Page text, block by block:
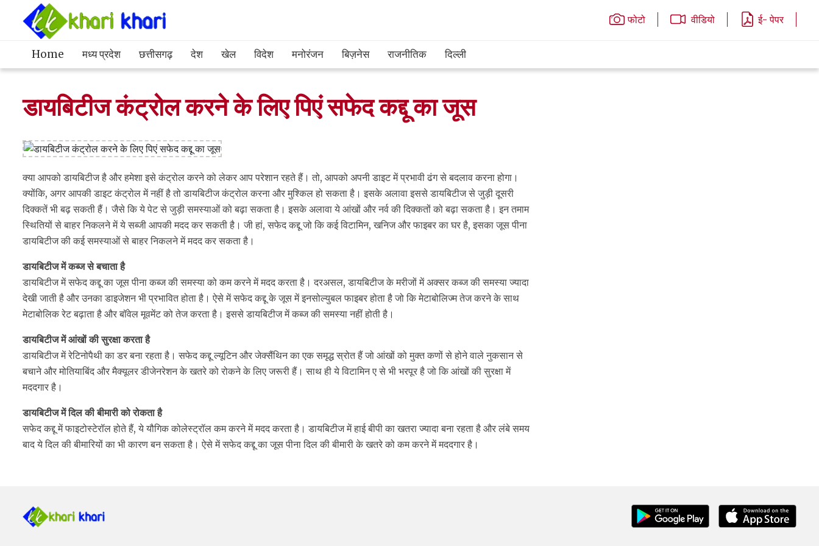
फोटो वीडियो ई- पेपर
Home मध्य प्रदेश छत्तीसगढ़ देश खेल विदेश मनोरंजन बिज़नेस राजनीतिक दिल्ली
डायबिटीज कंट्रोल करने के लिए पिएं सफेद कद्दू का जूस
क्या आपको डायबिटीज है और हमेशा इसे कंट्रोल करने को लेकर आप परेशान रहते हैं। तो, आपको अपनी डाइट में प्रभावी ढंग से बदलाव करना होगा।
क्योंकि, अगर आपकी डाइट कंट्रोल में नहीं है तो डायबिटीज कंट्रोल करना और मुश्किल हो सकता है। इसके अलावा इससे डायबिटीज से जुड़ी दूसरी
दिक्कतें भी बढ़ सकती हैं। जैसे कि ये पेट से जुड़ी समस्याओं को बढ़ा सकता है। इसके अलावा ये आंखों और नर्व की दिक्कतों को बढ़ा सकता है। इन तमाम
स्थितियों से बाहर निकलने में ये सब्जी आपकी मदद कर सकती है। जी हां, सफेद कद्दू जो कि कई विटामिन, खनिज और फाइबर का घर है, इसका जूस पीना
डायबिटीज की कई समस्याओं से बाहर निकलने में मदद कर सकता है।
डायबिटीज में कब्ज से बचाता है
डायबिटीज में सफेद कद्दू का जूस पीना कब्ज की समस्या को कम करने में मदद करता है। दरअसल, डायबिटीज के मरीजों में अक्सर कब्ज की समस्या ज्यादा
देखी जाती है और उनका डाइजेशन भी प्रभावित होता है। ऐसे में सफेद कद्दू के जूस में इनसोल्युबल फाइबर होता है जो कि मेटाबोलिज्म तेज करने के साथ
मेटाबोलिक रेट बढ़ाता है और बॉवेल मूवमेंट को तेज करता है। इससे डायबिटीज में कब्ज की समस्या नहीं होती है।
डायबिटीज में आंखों की सुरक्षा करता है
डायबिटीज में रेटिनोपैथी का डर बना रहता है। सफेद कद्दू ल्यूटिन और जेक्सैंथिन का एक समृद्ध स्रोत हैं जो आंखों को मुक्त कणों से होने वाले नुकसान से
बचाने और मोतियाबिंद और मैक्यूलर डीजेनरेशन के खतरे को रोकने के लिए जरूरी हैं। साथ ही ये विटामिन ए से भी भरपूर है जो कि आंखों की सुरक्षा में
मददगार है।
डायबिटीज में दिल की बीमारी को रोकता है
सफेद कद्दू में फाइटोस्टेरॉल होते हैं, ये यौगिक कोलेस्ट्रॉल कम करने में मदद करता है। डायबिटीज में हाई बीपी का खतरा ज्यादा बना रहता है और लंबे समय
बाद ये दिल की बीमारियों का भी कारण बन सकता है। ऐसे में सफेद कद्दू का जूस पीना दिल की बीमारी के खतरे को कम करने में मददगार है।